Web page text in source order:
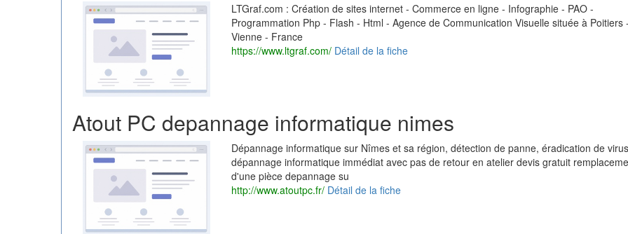
LTGraf.com : Création de sites internet - Commerce en ligne - Infographie - PAO -
Programmation Php - Flash - Html - Agence de Communication Visuelle située à Poitiers
Vienne - France
https://www.ltgraf.com/ Détail de la fiche
Atout PC depannage informatique nimes
Dépannage informatique sur Nîmes et sa région, détection de panne, éradication de virus
dépannage informatique immédiat avec pas de retour en atelier devis gratuit
d'une pièce depannage su
http://www.atoutpc.fr/ Détail de la fiche